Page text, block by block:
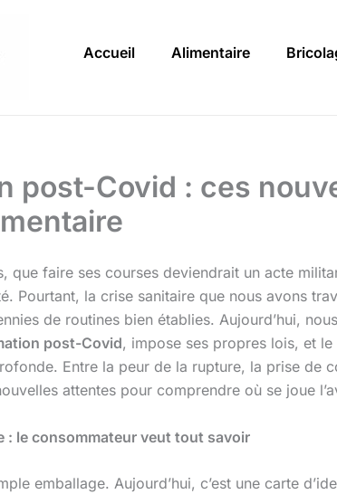
Accueil Alimentaire
post-Covid : ces
que faire ses courses deviendrait un acte
Pourtant, la crise sanitaire que nous avons
de routines bien établies. Aujourd’hui,
post-Covid, impose ses propres lois, et le
Entre la peur de la rupture, la prise
attentes pour comprendre où se joue
: le consommateur veut tout savoir
emballage. Aujourd’hui, c’est une carte